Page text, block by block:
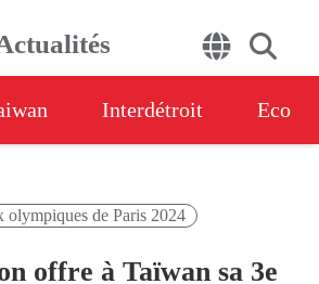
Interdétroit Eco
olympiques de Paris 2024
offre à Taïwan sa 3e